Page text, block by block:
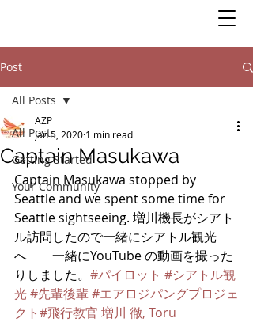
Post
All Posts
Getting Started
Your Community
All Posts
Captain Masukawa
AZP
Jan 5, 2020 1 min read
Captain Masukawa stopped by
Seattle and we spent some time for
Seattle sightseeing. 増川機長がシアト
ル訪問したので一緒にシアトル観光
へ　　一緒にYouTube の動画を撮った
りしました。 #パイロット #シアトル観
光#先輩後輩#エアロジパングプロジェ
クト#飛行教官 増川 徹, Toru